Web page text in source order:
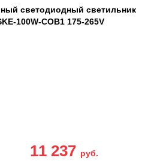
светодиодный светильник
100W-COB1 175-265V
11 237 руб.